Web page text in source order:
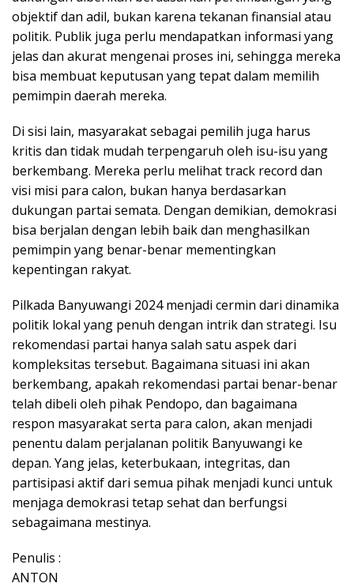
objektif dan adil, bukan karena tekanan finansial atau
politik. Publik juga perlu mendapatkan informasi yang
jelas dan akurat mengenai proses ini, sehingga mereka
bisa membuat keputusan yang tepat dalam memilih
pemimpin daerah mereka.
Di sisi lain, masyarakat sebagai pemilih juga harus
kritis dan tidak mudah terpengaruh oleh isu-isu yang
berkembang. Mereka perlu melihat track record dan
visi misi para calon, bukan hanya berdasarkan
dukungan partai semata. Dengan demikian, demokrasi
bisa berjalan dengan lebih baik dan menghasilkan
pemimpin yang benar-benar mementingkan
kepentingan rakyat.
Pilkada Banyuwangi 2024 menjadi cermin dari dinamika
politik lokal yang penuh dengan intrik dan strategi. Isu
rekomendasi partai hanya salah satu aspek dari
kompleksitas tersebut. Bagaimana situasi ini akan
berkembang, apakah rekomendasi partai benar-benar
telah dibeli oleh pihak Pendopo, dan bagaimana
respon masyarakat serta para calon, akan menjadi
penentu dalam perjalanan politik Banyuwangi ke
depan. Yang jelas, keterbukaan, integritas, dan
partisipasi aktif dari semua pihak menjadi kunci untuk
menjaga demokrasi tetap sehat dan berfungsi
sebagaimana mestinya.
Penulis :
ANTON